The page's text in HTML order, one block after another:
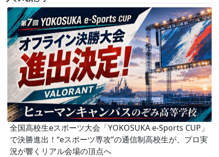
全国高校生eスポーツ大会「YOKOSUKA e-Sports CUP」
で決勝進出！“eスポーツ専攻”の通信制高校生が、プロ実
況が響くリアル会場の頂点へ